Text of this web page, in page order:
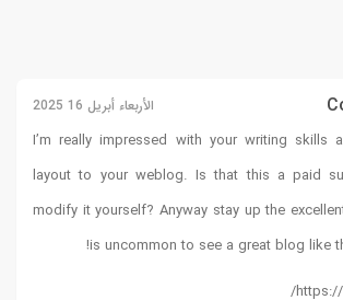
الأربعاء أبريل 16 2025
I’m really impressed with your writing skills
layout to your weblog. Is that this a paid
modify it yourself? Anyway stay up the
is uncommon to see a great blog like
!